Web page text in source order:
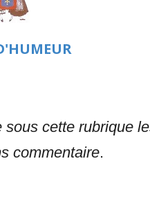
cette rubrique
commentaire.